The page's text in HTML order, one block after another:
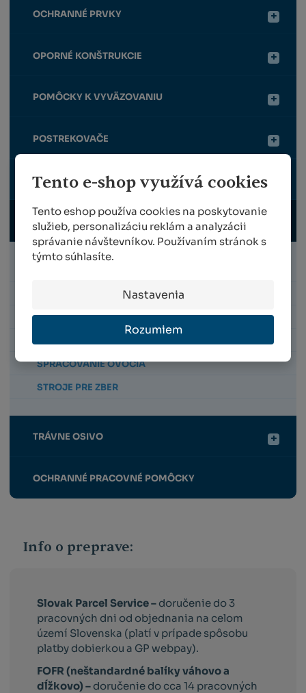
Tento e-shop využívá cookies
Tento eshop používa cookies na poskytovanie
služieb, personalizáciu reklám a analyzácii
správanie návštevníkov. Používaním stránok s
týmto súhlasíte.
Nastavenia
Rozumiem
OCHRANNÉ PRVKY
OPORNÉ KONŠTRUKCIE
POMÔCKY K VYVÄZOVANIU
POSTREKOVAČE
VRÚBĽOVANIE
ZBER
ZBERAČE ORECHOV A PADANÉHO OVOCIA
ZBER ZO STROMOV
SPRACOVANIE OVOCIA
STROJE PRE ZBER
TRÁVNE OSIVO
OCHRANNÉ PRACOVNÉ POMÔCKY
Info o preprave:
Slovak Parcel Service – doručenie do 3
pracovných dni od objednania na celom
území Slovenska (platí v prípade spôsobu
platby dobierkou a GP webpay).
FOFR (neštandardné balíky váhovo a
dĺžkovo) – doručenie do cca 14 pracovných